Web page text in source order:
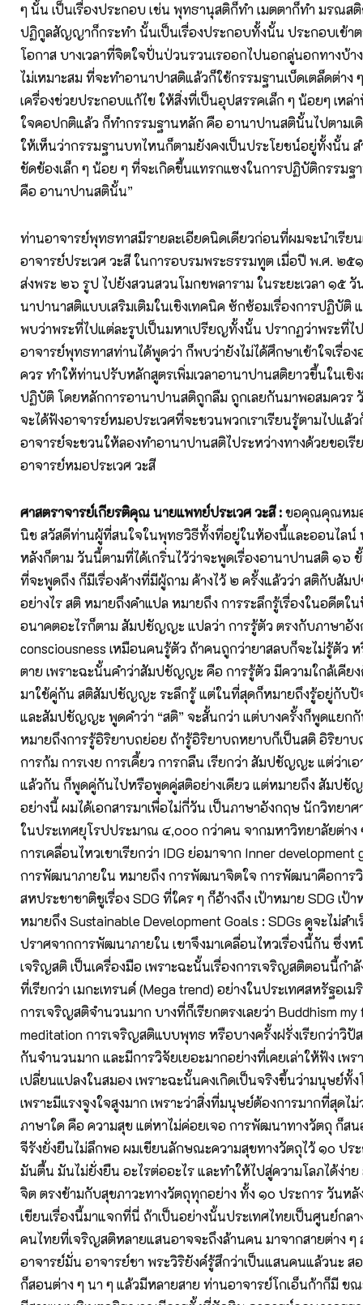
ๆ นั้น เป็นเรื่องประกอบ เช่น พุทธานุสติก็ทำ เมตตาก็ทำ มรณส
ปฏิกูลสัญญาก็กระทำ นั้นเป็นเรื่องประกอบทั้งนั้น ประกอบเข้า
โอกาส บางเวลาที่จิตใจปั่นป่วนรวนเรออกไปนอกลู่นอกทางบ้า
ไม่เหมาะสม ที่จะทำอานาปาสติแล้วก็ใช้กรรมฐานเบ็ดเตล็ดต่าง
เครื่องช่วยประกอบแก้ไข ให้สิ่งที่เป็นอุปสรรคเล็ก ๆ น้อยๆ เหล่
ใจคอปกติแล้ว ก็ทำกรรมฐานหลัก คือ อานาปานสตินั้นไปตามเ
ให้เห็นว่ากรรมฐานบทไหนก็ตามยังคงเป็นประโยชน์อยู่ทั้งนั้น
ขัดข้องเล็ก ๆ น้อย ๆ ที่จะเกิดขึ้นแทรกแซงในการปฏิบัติกรรมฐ
คือ อานาปานสตินั้น”
ท่านอาจารย์พุทธทาสมีรายละเอียดนิดเดียวก่อนที่ผมจะนำเรีย
อาจารย์ประเวศ วะสี ในการอบรมพระธรรมทูต เมื่อปี พ.ศ. ๒
ส่งพระ ๒๖ รูป ไปยังสวนสวนโมกขพลาราม ในระยะเวลา ๑๕ วั
นาปานาสติแบบเสริมเติมในเชิงเทคนิค ซักซ้อมเรื่องการปฏิบัติ
พบว่าพระที่ไปแต่ละรูปเป็นมหาเปรียญทั้งนั้น ปรากฏว่าพระที่
อาจารย์พุทธทาสท่านได้พูดว่า ก็พบว่ายังไม่ได้ศึกษาเข้าใจเรื่อ
ควร ทำให้ท่านปรับหลักสูตรเพิ่มเวลาอานาปานสติยาวขึ้นในเชิง
ปฏิบัติ โดยหลักการอานาปานสติถูกลืม ถูกเลยกันมาพอสมควร
จะได้ฟังอาจารย์หมอประเวศที่จะชวนพวกเราเรียนรู้ตามไปแล้
อาจารย์จะชวนให้ลองทำอานาปานสติไประหว่างทางด้วยขอเ
อาจารย์หมอประเวศ วะสี
ศาสตราจารย์เกียรติคุณ นายแพทย์ประเวศ วะสี :ขอคุณคุณหม
นิช สวัสดีท่านผู้ที่สนใจในพุทธวิธีทั้งที่อยู่ในห้องนี้และออนไลน์
หลังก็ตาม วันนี้ตามที่ได้เกริ่นไว้ว่าจะพูดเรื่องอานาปานสติ ๑๖
ที่จะพูดถึง ก็มีเรื่องค้างที่มีผู้ถาม ค้างไว้ ๒ ครั้งแล้วว่า สติกับสั
อย่างไร สติ หมายถึงคำแปล หมายถึง การระลึกรู้เรื่องในอดีตใ
อนาคตอะไรก็ตาม สัมปชัญญะ แปลว่า การรู้ตัว ตรงกับภาษาอัง
consciousness เหมือนคนรู้ตัว ถ้าคนถูกว่ายาสลบก็จะไม่รู้ตัว
ตาย เพราะฉะนั้นคำว่าสัมปชัญญะ คือ การรู้ตัว มีความใกล้เคีย
มาใช้คู่กัน สติสัมปชัญญะ ระลึกรู้ แต่ในที่สุดก็หมายถึงรู้อยู่กับปั
และสัมปชัญญะ พูดคำว่า “สติ” จะสั้นกว่า แต่บางครั้งก็พูดแย
หมายถึงการรู้อิริยาบถย่อย ถ้ารู้อิริยาบถหยาบก็เป็นสติ อิริยา
การก้ม การเงย การเคี้ยว การกลืน เรียกว่า สัมปชัญญะ แต่ว่าเ
แล้วกัน ก็พูดคู่กันไปหรือพูดคู่สติอย่างเดียว แต่หมายถึง สัมปชั
อย่างนี้ ผมได้เอกสารมาเพื่อไม่กี่วัน เป็นภาษาอังกฤษ นักวิทยาศ
ในประเทศยุโรปประมาณ ๔,๐๐๐ กว่าคน จากมหาวิทยาลัยต่าง
การเคลื่อนไหวเขาเรียกว่า IDG ย่อมาจาก Inner development
การพัฒนาภายใน หมายถึง การพัฒนาจิตใจ การพัฒนาคือการ
สหประชาชาติชูเรื่อง SDG ที่ใคร ๆ ก็อ้างถึง เป้าหมาย SDG เป้
หมายถึง Sustainable Development Goals : SDGs ดูจะไม่สำ
ปราศจากการพัฒนาภายใน เขาจึงมาเคลื่อนไหวเรื่องนี้กัน ซึ่งห
เจริญสติ เป็นเครื่องมือ เพราะฉะนั้นเรื่องการเจริญสติตอนนี้กำ
ที่เรียกว่า เมกะเทรนด์ (Mega trend) อย่างในประเทศสหรัฐอเม
การเจริญสติจำนวนมาก บางที่ก็เรียกตรงเลยว่า Buddhism my
meditation การเจริญสติแบบพุทธ หรือบางครั้งฝรั่งเรียกว่าวิปั
กันจำนวนมาก และมีการวิจัยเยอะมากอย่างที่เคยเล่าให้ฟัง เพร
เปลี่ยนแปลงในสมอง เพราะฉะนั้นคงเกิดเป็นจริงขึ้นว่ามนุษย์ทั้
เพราะมีแรงจูงใจสูงมาก เพราะว่าสิ่งที่มนุษย์ต้องการมากที่สุดไ
ภาษาใด คือ ความสุข แต่หาไม่ค่อยเจอ การพัฒนาทางวัตถุ ก็ส
จีรังยั่งยืนไม่ลึกพอ ผมเขียนลักษณะความสุขทางวัตถุไว้ ๑๐ ปร
มันตื้น มันไม่ยั่งยืน อะไรต่ออะไร และทำให้ไปสู่ความโลภได้ง่า
จิต ตรงข้ามกับสุขภาวะทางวัตถุทุกอย่าง ทั้ง ๑๐ ประการ วันห
เขียนเรื่องนี้มาแจกที่นี่ ถ้าเป็นอย่างนั้นประเทศไทยเป็นศูนย์กล
คนไทยที่เจริญสติหลายแสนอาจจะถึงล้านคน มาจากสายต่าง ๆ
อาจารย์มั่น อาจารย์ชา พระวิริยังค์รู้สึกว่าเป็นแสนคนแล้วนะ ส
ก็สอนต่าง ๆ นา ๆ แล้วมีหลายสาย ท่านอาจารย์โกเอ็นก้าก็มี ข